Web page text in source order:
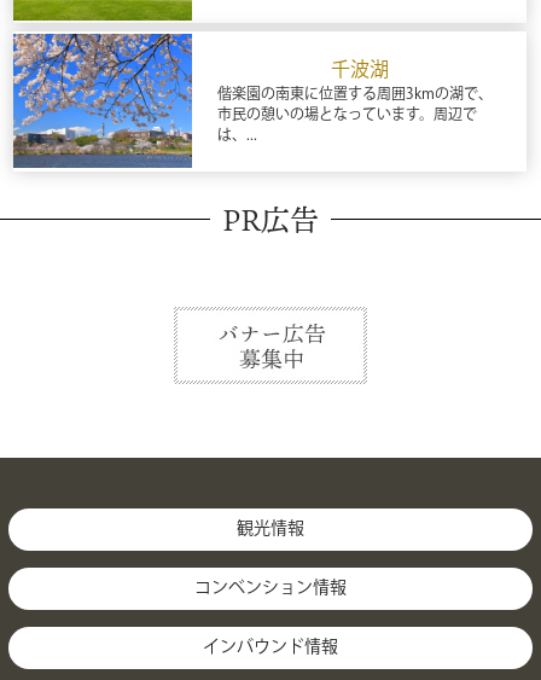
千波湖
偕楽園の南東に位置する周囲3kmの湖で、
市民の憩いの場となっています。周辺で
は、...
PR広告
観光情報
コンベンション情報
インバウンド情報